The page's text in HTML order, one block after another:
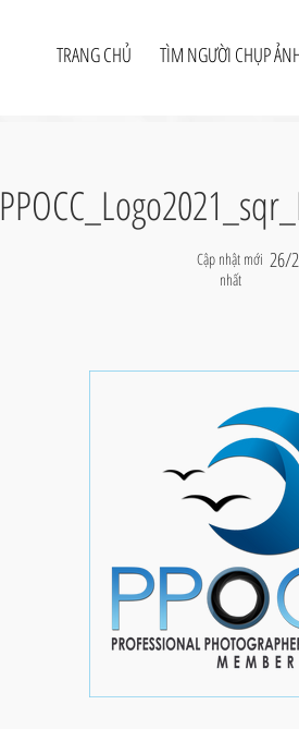
TRANG CHỦ TÌM NGƯỜI CHỤP
Cập nhật mới
nhất
26/